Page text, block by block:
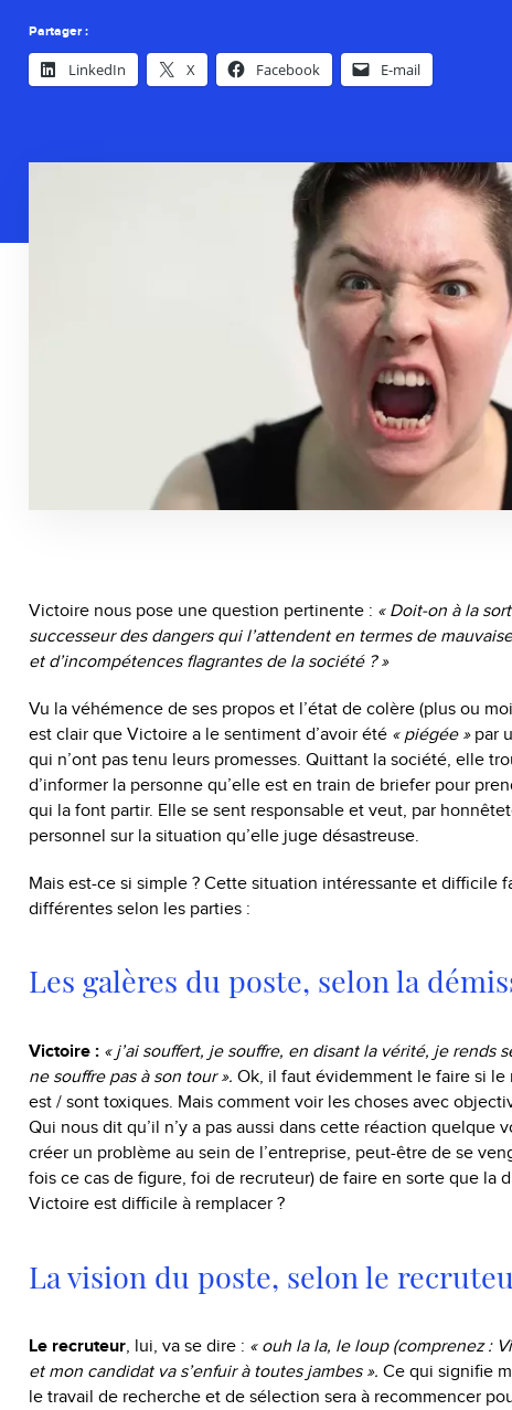
Partager :
LinkedIn X Facebook E-mail
Victoire nous pose une question pertinente : « Doit-on à la
successeur des dangers qui l’attendent en termes de
et d’incompétences flagrantes de la société ? »
Vu la véhémence de ses propos et l’état de colère (plus ou
est clair que Victoire a le sentiment d’avoir été « piégée »par
qui n’ont pas tenu leurs promesses. Quittant la société, elle
d’informer la personne qu’elle est en train de briefer pour
qui la font partir. Elle se sent responsable et veut, par
personnel sur la situation qu’elle juge désastreuse.
Mais est-ce si simple ? Cette situation intéressante et difficile
différentes selon les parties :
Les galères du poste, selon la
Victoire : « j’ai souffert, je souffre, en disant la vérité, je rends
ne souffre pas à son tour ». Ok, il faut évidemment le faire si
est / sont toxiques. Mais comment voir les choses avec
Qui nous dit qu’il n’y a pas aussi dans cette réaction quelque
créer un problème au sein de l’entreprise, peut-être de se
fois ce cas de figure, foi de recruteur) de faire en sorte que la
Victoire est difficile à remplacer ?
La vision du poste, selon le
Le recruteur, lui, va se dire : « ouh la la, le loup (comprenez :
et mon candidat va s’enfuir à toutes jambes ». Ce qui signifie
le travail de recherche et de sélection sera à recommencer